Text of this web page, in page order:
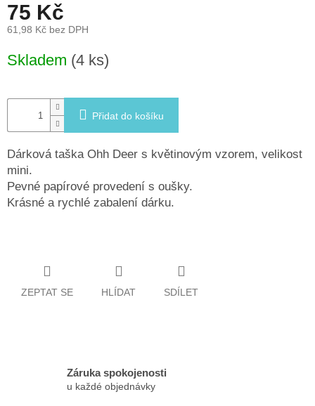
na
dárky
Novinky
Přihlášení
75 Kč
61,98 Kč bez DPH
cena:
Skladem (4 ks)
Přidat do košíku
Dárková taška Ohh Deer s květinovým vzorem, velikost
mini.
Pevné papírové provedení s oušky.
Krásné a rychlé zabalení dárku.
ZEPTAT SE HLÍDAT SDÍLET
Záruka spokojenosti
u každé objednávky